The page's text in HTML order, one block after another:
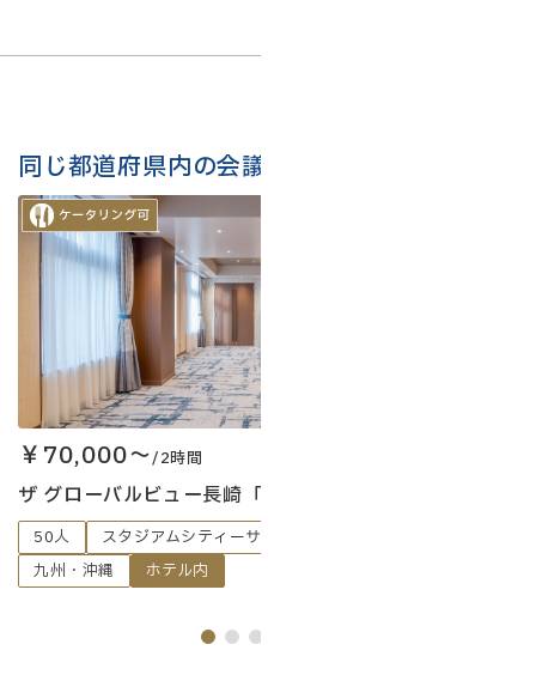
同じ都道府県内の会議室
￥70,000～/2時間
ザ グローバルビュー長崎「アンバー（全室）」
50人
スタジアムシティーサウス駅 徒歩1分
九州・沖縄
ホテル内